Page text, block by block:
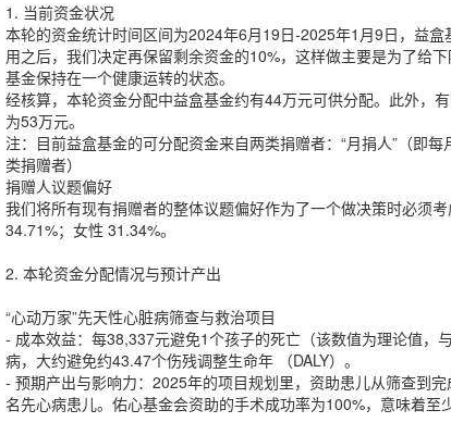
1. 当前资金状况
本轮的资金统计时间区间为2024年6月19日-2025年1月9日，益
用之后，我们决定再保留剩余资金的10%，这样做主要是为了给
基金保持在一个健康运转的状态。
经核算，本轮资金分配中益盒基金约有44万元可供分配。此外，
为53万元。
注：目前益盒基金的可分配资金来自两类捐赠者：“月捐人”（即
类捐赠者）
捐赠人议题偏好
我们将所有现有捐赠者的整体议题偏好作为了一个做决策时必须
34.71%；女性 31.34%。
2. 本轮资金分配情况与预计产出
“心动万家”先天性心脏病筛查与救治项目
- 成本效益：每38,337元避免1个孩子的死亡（该数值为理论值
病，大约避免约43.47个伤残调整生命年 （DALY）。
- 预期产出与影响力：2025年的项目规划里，资助患儿从筛查到
名先心病患儿。佑心基金会资助的手术成功率为100%，意味着至